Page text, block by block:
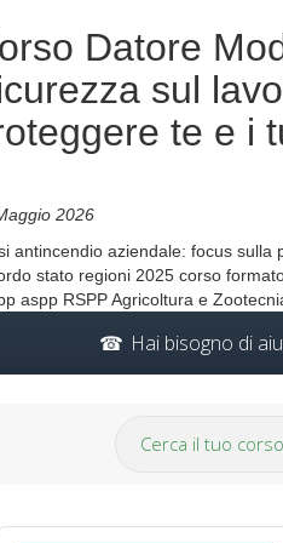
Datore
sul
te e i
2026
antincendio aziendale: focus
stato regioni 2025 corso
aspp RSPP Agricoltura e
Hai bisogno di